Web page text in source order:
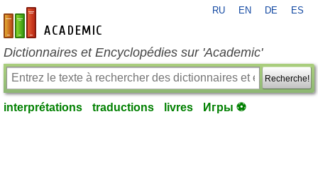
fr-academic.com
RU EN DE ES
Dictionnaires et Encyclopédies sur 'Academic'
Recherche!
interprétations traductions livres Игры ⚽